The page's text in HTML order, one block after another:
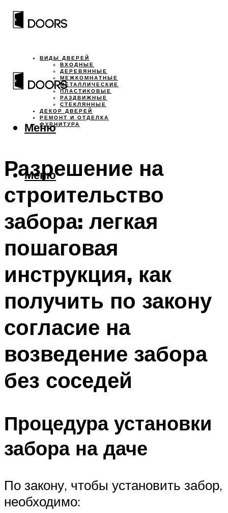
ВИДЫ ДВЕРЕЙ
ВХОДНЫЕ
ДЕРЕВЯННЫЕ
МЕЖКОМНАТНЫЕ
МЕТАЛЛИЧЕСКИЕ
ПЛАСТИКОВЫЕ
РАЗДВИЖНЫЕ
СТЕКЛЯННЫЕ
ДЕКОР ДВЕРЕЙ
РЕМОНТ И ОТДЕЛКА
ФУРНИТУРА
Меню
Меню
Разрешение на
строительство
забора: легкая
пошаговая
инструкция, как
получить по закону
согласие на
возведение забора
без соседей
Процедура установки
забора на даче
По закону, чтобы установить забор,
необходимо: